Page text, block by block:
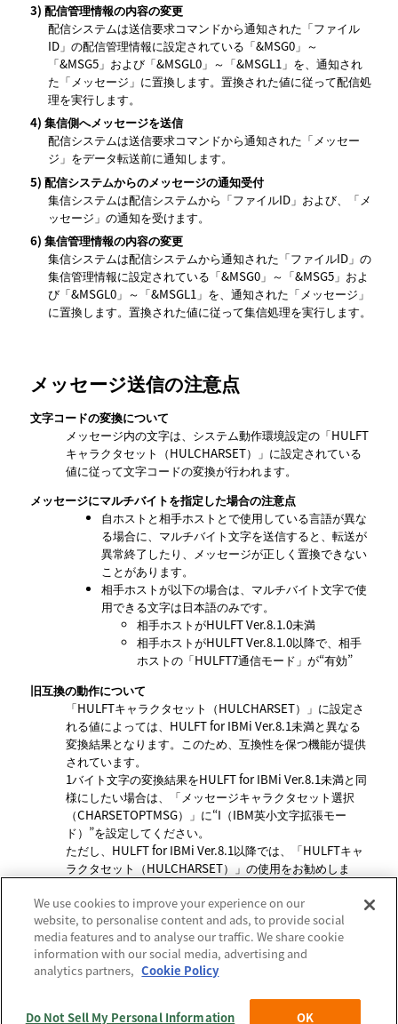
3)配信管理情報の内容の変更
配信システムは送信要求コマンドから通知された「ファイル
ID」の配信管理情報に設定されている「&MSG0」～
「&MSG5」および「&MSGL0」～「&MSGL1」を、通知され
た「メッセージ」に置換します。置換された値に従って配信処
理を実行します。
4)集信側へメッセージを送信
配信システムは送信要求コマンドから通知された「メッセー
ジ」をデータ転送前に通知します。
5)配信システムからのメッセージの通知受付
集信システムは配信システムから「ファイルID」および、「メ
ッセージ」の通知を受けます。
6)集信管理情報の内容の変更
集信システムは配信システムから通知された「ファイルID」の
集信管理情報に設定されている「&MSG0」～「&MSG5」およ
び「&MSGL0」～「&MSGL1」を、通知された「メッセージ」
に置換します。置換された値に従って集信処理を実行します。
メッセージ送信の注意点
文字コードの変換について
メッセージ内の文字は、システム動作環境設定の
HULFT
キャラクタセット（HULCHARSET）
に設定されている
値に従って文字コードの変換が行われます。
メッセージにマルチバイトを指定した場合の注意点
自ホストと相手ホストとで使用している言語が異な
る場合に、マルチバイト文字を送信すると、転送が
異常終了したり、メッセージが正しく置換できない
ことがあります。
相手ホストが以下の場合は、マルチバイト文字で使
用できる文字は日本語のみです。
相手ホストがHULFT Ver.8.1.0未満
相手ホストがHULFT Ver.8.1.0以降で、相手
ホストの「HULFT7通信モード」が“有効”
旧互換の動作について
HULFTキャラクタセット（HULCHARSET）
に設定さ
れる値によっては、HULFT for IBMi Ver.8.1未満と異なる
変換結果となります。このため、互換性を保つ機能が提供
されています。
1バイト文字の変換結果をHULFT for IBMi Ver.8.1未満と同
様にしたい場合は、
メッセージキャラクタセット選択
（CHARSETOPTMSG）
に“I（IBM英小文字拡張モー
ド）”を設定してください。
ただし、HULFT for IBMi Ver.8.1以降では、
HULFTキャ
ラクタセット（HULCHARSET）
の使用をお勧めしま
【公式】HULFT10 for IBMi アドミニストレーション マニュアル
_2026年5月1日_第4版発行:
We use cookies to improve your experience on our
website, to personalise content and ads, to provide social
media features and to analyse our traffic. We share cookie
information with our social media, advertising and
analytics partners, Cookie Policy
Do Not Sell My Personal Information OK